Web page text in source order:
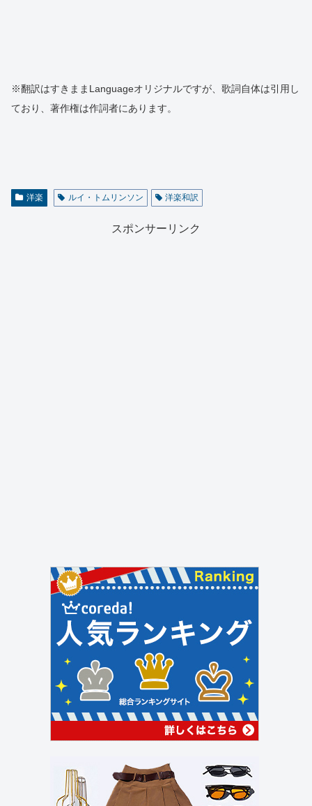
※翻訳はすきままLanguageオリジナルですが、歌詞自体は引用し
ており、著作権は作詞者にあります。
洋楽 ルイ・トムリンソン 洋楽和訳
スポンサーリンク